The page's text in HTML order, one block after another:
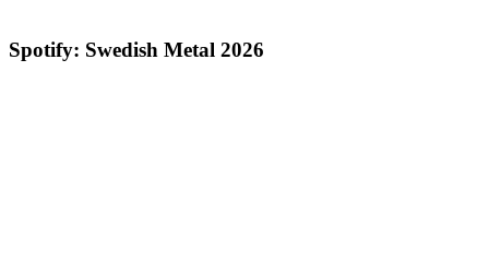
Spotify: Swedish Metal 2026